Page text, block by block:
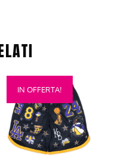
IN OFFERTA!
Questo
prodotto
più
varianti.